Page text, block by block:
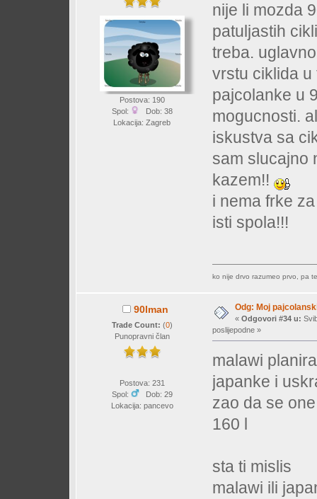
Postova: 190
Spol:
Dob: 38
Lokacija: Zagreb
nije li mozda
patuljastih
treba.
vrstu ciklida u
pajcolanke u
mogucnosti.
iskustva sa
sam slucajno
kazem!!
i nema frke
isti spola!!!
ko nije drvo razumeo prvo, pa
90lman
Trade Count: (0)
Punopravni član
Postova: 231
Spol:
Dob: 29
Lokacija: pancevo
Odg: Moj
« Odgovori #34 u:
poslijepodne »
malawi
japanke i
zao da se
160 l
sta ti mislis
malawi ili